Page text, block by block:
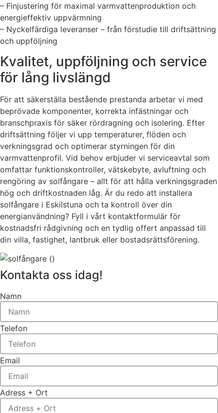
– Finjustering för maximal varmvattenproduktion och
energieffektiv uppvärmning
– Nyckelfärdiga leveranser – från förstudie till driftsättning
och uppföljning
Kvalitet, uppföljning och service
för lång livslängd
För att säkerställa bestående prestanda arbetar vi med
beprövade komponenter, korrekta infästningar och
branschpraxis för säker rördragning och isolering. Efter
driftsättning följer vi upp temperaturer, flöden och
verkningsgrad och optimerar styrningen för din
varmvattenprofil. Vid behov erbjuder vi serviceavtal som
omfattar funktionskontroller, vätskebyte, avluftning och
rengöring av solfångare – allt för att hålla verkningsgraden
hög och driftkostnaden låg. Är du redo att installera
solfångare i Eskilstuna och ta kontroll över din
energianvändning? Fyll i vårt kontaktformulär för
kostnadsfri rådgivning och en tydlig offert anpassad till
din villa, fastighet, lantbruk eller bostadsrättsförening.
Kontakta oss idag!
Namn
Telefon
Email
Adress + Ort